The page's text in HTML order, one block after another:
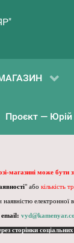
Проєкт —
магазині може бути
" або кількість
електронної
сторінки